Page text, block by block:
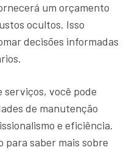
um orçamento
ocultos. Isso
decisões informadas
serviços, você pode
de manutenção
e eficiência.
saber mais sobre